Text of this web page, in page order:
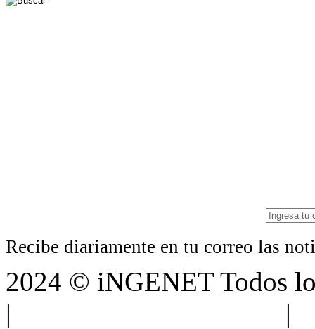
Recibe diariamente en tu correo las
2024 © iNGENET Todos
|
|